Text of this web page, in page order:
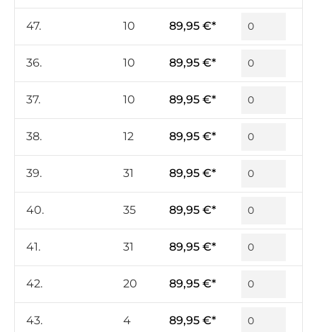
47. 10 89,95 €*
36. 10 89,95 €*
37. 10 89,95 €*
38. 12 89,95 €*
39. 31 89,95 €*
40. 35 89,95 €*
41. 31 89,95 €*
42. 20 89,95 €*
43. 4 89,95 €*